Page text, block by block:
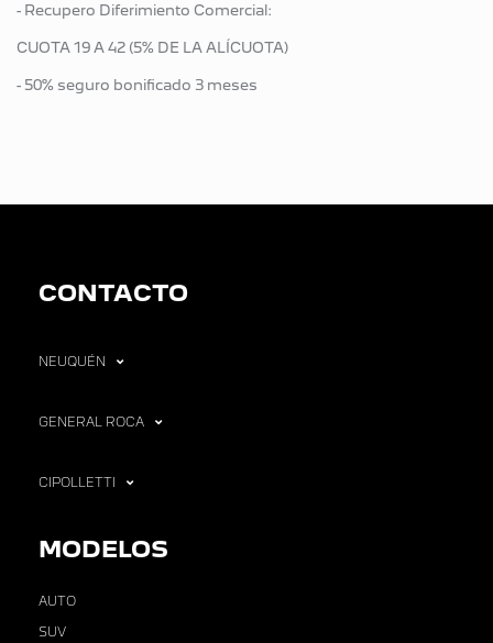
- Recupero Diferimiento Comercial:
CUOTA 19 A 42 (5% DE LA ALÍCUOTA)
- 50% seguro bonificado 3 meses
CONTACTO
NEUQUÉN
GENERAL ROCA
CIPOLLETTI
MODELOS
AUTO
SUV